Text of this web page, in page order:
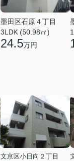
墨田区石原４丁目
3LDK (50.98㎡)
24.5万円
文京区小日向２丁目